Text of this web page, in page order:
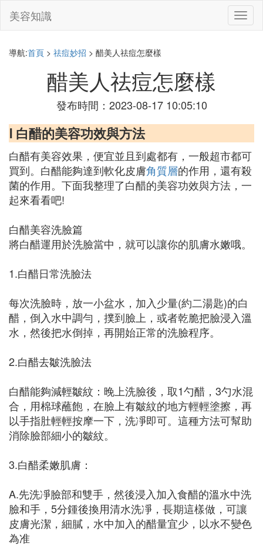
切
換
美容知識
導航:首頁 > 祛痘妙招 > 醋美人祛痘怎麼樣
醋美人祛痘怎麼樣
發布時間：2023-08-17 10:05:10
Ⅰ 白醋的美容功效與方法
白醋有美容效果，便宜並且到處都有，一般超市都可
買到。白醋能夠達到軟化皮膚角質層的作用，還有殺
菌的作用。下面我整理了白醋的美容功效與方法，一
起來看看吧!
白醋美容洗臉篇
將白醋運用於洗臉當中，就可以讓你的肌膚水嫩哦。
1.白醋日常洗臉法
每次洗臉時，放一小盆水，加入少量(約二湯匙)的白
醋，倒入水中調勻，撲到臉上，或者乾脆把臉浸入溫
水，然後把水倒掉，再開始正常的洗臉程序。
2.白醋去皺洗臉法
白醋能夠減輕皺紋：晚上洗臉後，取1勺醋，3勺水混
合，用棉球蘸飽，在臉上有皺紋的地方輕輕塗擦，再
以手指肚輕輕按摩一下，洗凈即可。這種方法可幫助
消除臉部細小的皺紋。
3.白醋柔嫩肌膚：
A.先洗凈臉部和雙手，然後浸入加入食醋的溫水中洗
臉和手，5分鍾後換用清水洗凈，長期這樣做，可讓
皮膚光潔，細膩，水中加入的醋量宜少，以水不變色
為准